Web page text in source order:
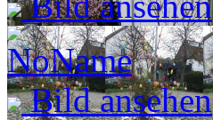
Bild ansehen